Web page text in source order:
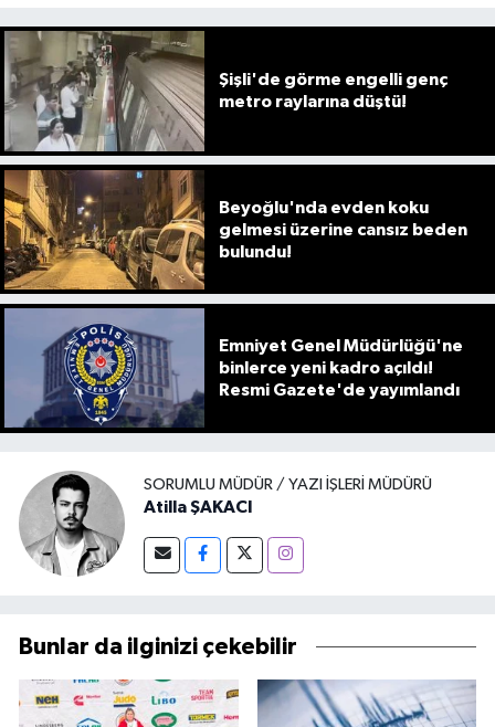
Şişli'de görme engelli genç
metro raylarına düştü!
Beyoğlu'nda evden koku
gelmesi üzerine cansız beden
bulundu!
Emniyet Genel Müdürlüğü'ne
binlerce yeni kadro açıldı!
Resmi Gazete'de yayımlandı
SORUMLU MÜDÜR / YAZI İŞLERI MÜDÜRÜ
Atilla ŞAKACI
Bunlar da ilginizi çekebilir